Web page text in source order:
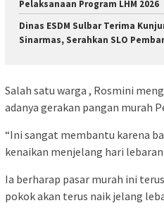
Pelaksanaan Program LHM 2026
Dinas ESDM Sulbar Terima
Sinarmas, Serahkan SLO
Salah satu warga , Rosmini
adanya gerakan pangan murah
“Ini sangat membantu karena
kenaikan menjelang hari
Ia berharap pasar murah ini
pokok akan terus naik jelang